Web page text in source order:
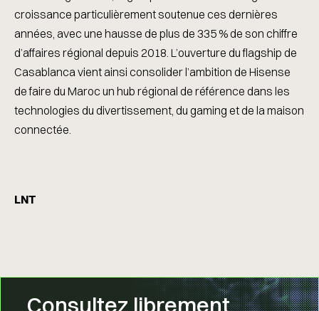
croissance particulièrement soutenue ces dernières
années, avec une hausse de plus de 335 % de son chiffre
d’affaires régional depuis 2018. L’ouverture du flagship de
Casablanca vient ainsi consolider l’ambition de Hisense
de faire du Maroc un hub régional de référence dans les
technologies du divertissement, du gaming et de la maison
connectée.
LNT
Consultez librement